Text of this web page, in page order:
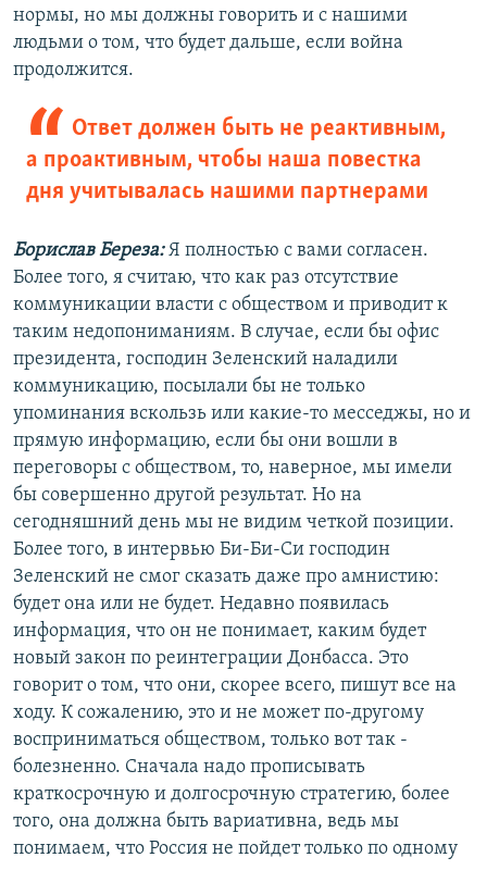
нормы, но мы должны говорить и с нашими
людьми о том, что будет дальше, если война
продолжится.
Ответ должен быть не реактивным,
а проактивным, чтобы наша повестка
дня учитывалась нашими партнерами
Борислав Береза:Я полностью с вами согласен.
Более того, я считаю, что как раз отсутствие
коммуникации власти с обществом и приводит к
таким недопониманиям. В случае, если бы офис
президента, господин Зеленский наладили
коммуникацию, посылали бы не только
упоминания вскользь или какие-то месседжы, но и
прямую информацию, если бы они вошли в
переговоры с обществом, то, наверное, мы имели
бы совершенно другой результат. Но на
сегодняшний день мы не видим четкой позиции.
Более того, в интервью Би-Би-Си господин
Зеленский не смог сказать даже про амнистию:
будет она или не будет. Недавно появилась
информация, что он не понимает, каким будет
новый закон по реинтеграции Донбасса. Это
говорит о том, что они, скорее всего, пишут все на
ходу. К сожалению, это и не может по-другому
восприниматься обществом, только вот так -
болезненно. Сначала надо прописывать
краткосрочную и долгосрочную стратегию, более
того, она должна быть вариативна, ведь мы
понимаем, что Россия не пойдет только по одному